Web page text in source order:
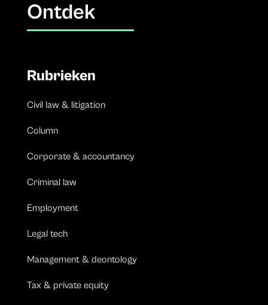
Ontdek
Rubrieken
Civil law & litigation
Column
Corporate & accountancy
Criminal law
Employment
Legal tech
Management & deontology
Tax & private equity